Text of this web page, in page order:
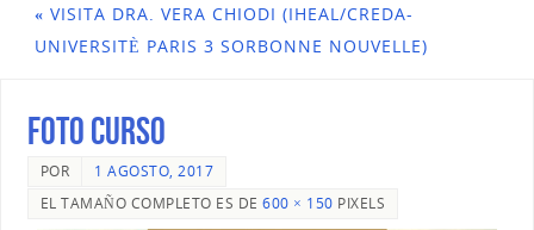
« VISITA DRA. VERA CHIODI (IHEAL/CREDA-
UNIVERSITÈ PARIS 3 SORBONNE NOUVELLE)
foto curso
POR
1 AGOSTO, 2017
EL TAMAÑO COMPLETO ES DE600 × 150 PIXELS